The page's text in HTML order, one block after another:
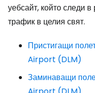
уебсайт, който следи
трафик в целия свят.
Пристигащи
Airport (DLM)
Заминаващи